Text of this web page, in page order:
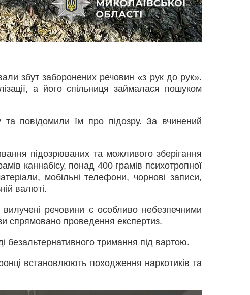
збут заборонених речовин «з рук до рук».
а його спільниця займалася пошуком
та повідомили їм про підозру. За вчинений
підозрюваних та можливого зберігання
каннабісу, понад 400 грамів психотропної
мобільні телефони, чорнові записи,
валюті.
речовини є особливо небезпечними
спрямовано проведення експертиз.
безальтернативного тримання під вартою.
встановлюють походження наркотиків та